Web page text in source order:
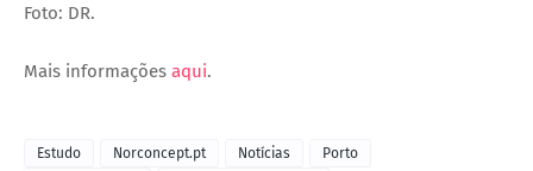
Foto: DR.
Mais informações aqui.
Estudo Norconcept.pt Notícias
Porto